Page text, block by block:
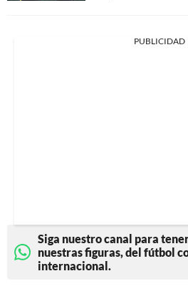
PUBLICIDAD
Siga nuestro canal para
nuestras figuras, del fútbol
internacional.